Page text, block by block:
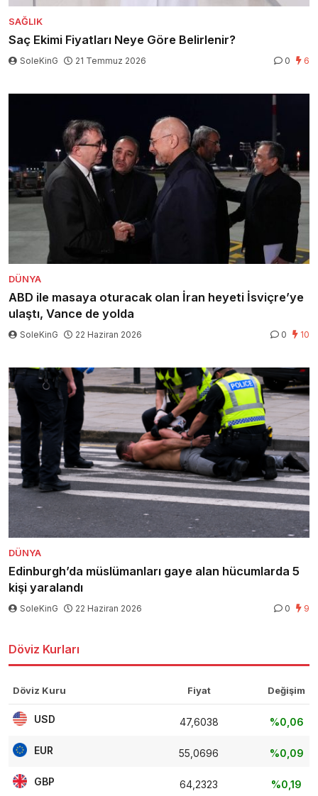
SAĞLIK
Saç Ekimi Fiyatları Neye Göre Belirlenir?
SoleKinG 21 Temmuz 2026 0 6
DÜNYA
ABD ile masaya oturacak olan İran heyeti İsviçre’ye
ulaştı, Vance de yolda
SoleKinG 22 Haziran 2026 0 10
DÜNYA
Edinburgh’da müslümanları gaye alan hücumlarda 5
kişi yaralandı
SoleKinG 22 Haziran 2026 0 9
Döviz Kurları
Döviz Kuru Fiyat Değişim
USD 47,6038 %0,06
EUR 55,0696 %0,09
GBP 64,2323 %0,19